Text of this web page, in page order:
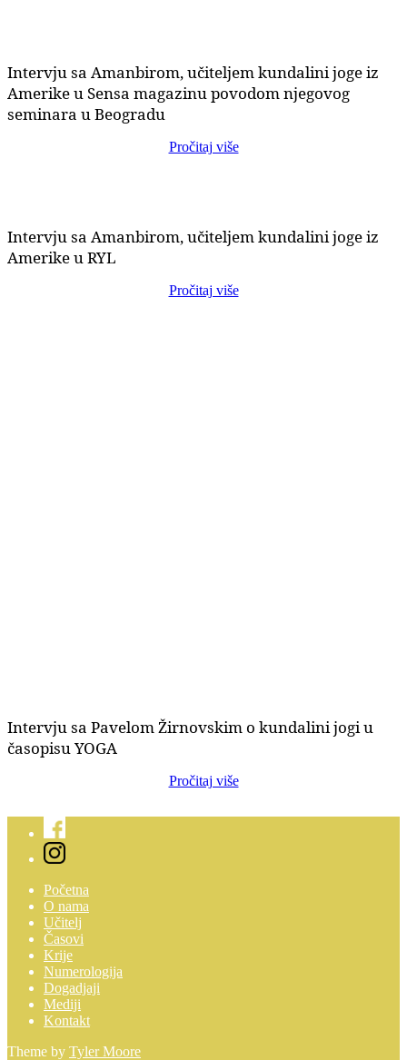
Intervju sa Amanbirom, učiteljem kundalini joge iz
Amerike u Sensa magazinu povodom njegovog
seminara u Beogradu
Pročitaj više
Intervju sa Amanbirom, učiteljem kundalini joge iz
Amerike u RYL
Pročitaj više
Intervju sa Pavelom Žirnovskim o kundalini jogi u
časopisu YOGA
Pročitaj više
Početna
O nama
Učitelj
Časovi
Krije
Numerologija
Dogadjaji
Mediji
Kontakt
Theme by Tyler Moore